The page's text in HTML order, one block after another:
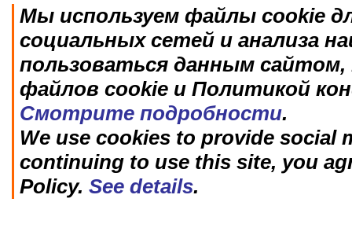
Мы используем файлы cookie
социальных сетей и анализа
пользоваться данным
файлов cookie и Политикой
Смотрите подробности.
We use cookies to provide social
continuing to use this site, you
Policy. See details.